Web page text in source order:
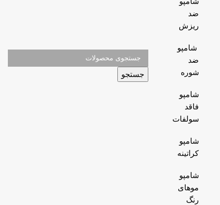
ضد
ریزش
شامپو
ضد
شوره
شامپو
فاقد
سولفات
شامپو
کراتینه
شامپو
موهای
رنگ
جستجو